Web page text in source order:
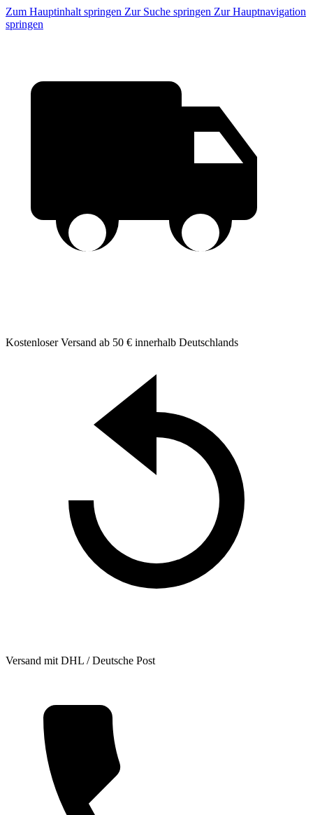
Zum Hauptinhalt springen Zur Suche springen Zur Hauptnavigation
springen
Kostenloser Versand ab 50 € innerhalb Deutschlands
Versand mit DHL / Deutsche Post